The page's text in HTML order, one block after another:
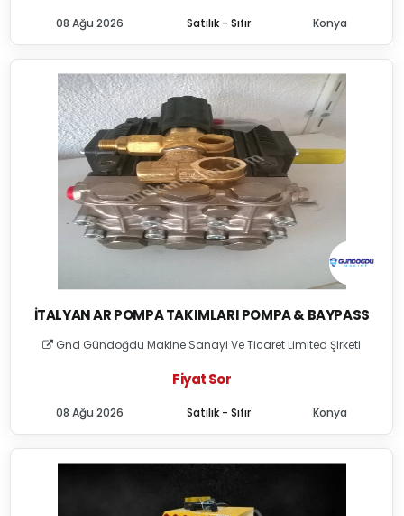
Satılık - Sıfır
08 Ağu 2026 Konya
İTALYAN AR POMPA TAKIMLARI POMPA & BAYPASS
Gnd Gündoğdu Makine Sanayi Ve Ticaret Limited Şirketi
Fiyat Sor
Satılık - Sıfır
08 Ağu 2026 Konya